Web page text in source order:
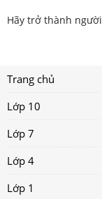
Hãy trở thành
Trang chủ
Lớp 10
Lớp 7
Lớp 4
Lớp 1